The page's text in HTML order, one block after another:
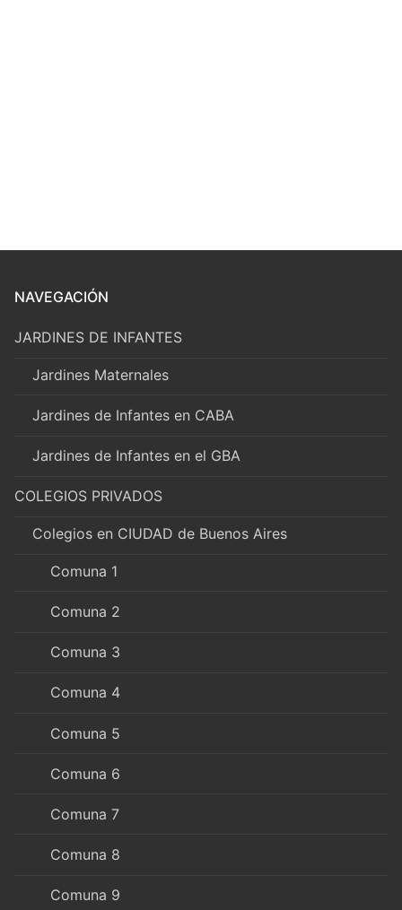
NAVEGACIÓN
JARDINES DE INFANTES
Jardines Maternales
Jardines de Infantes en CABA
Jardines de Infantes en el GBA
COLEGIOS PRIVADOS
Colegios en CIUDAD de Buenos Aires
Comuna 1
Comuna 2
Comuna 3
Comuna 4
Comuna 5
Comuna 6
Comuna 7
Comuna 8
Comuna 9